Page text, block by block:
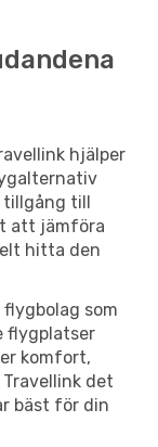
hjälper
tillgång till
att jämföra
hitta den
som
flygplatser
komfort,
det
bäst för din